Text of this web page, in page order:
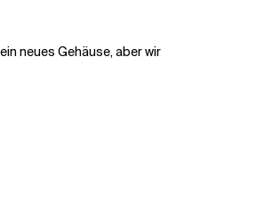
neues Gehäuse, aber wir